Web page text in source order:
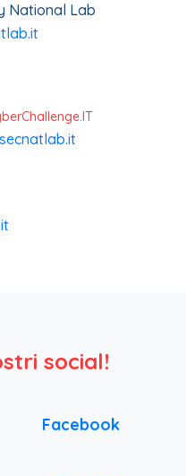
National Lab
social!
Facebook